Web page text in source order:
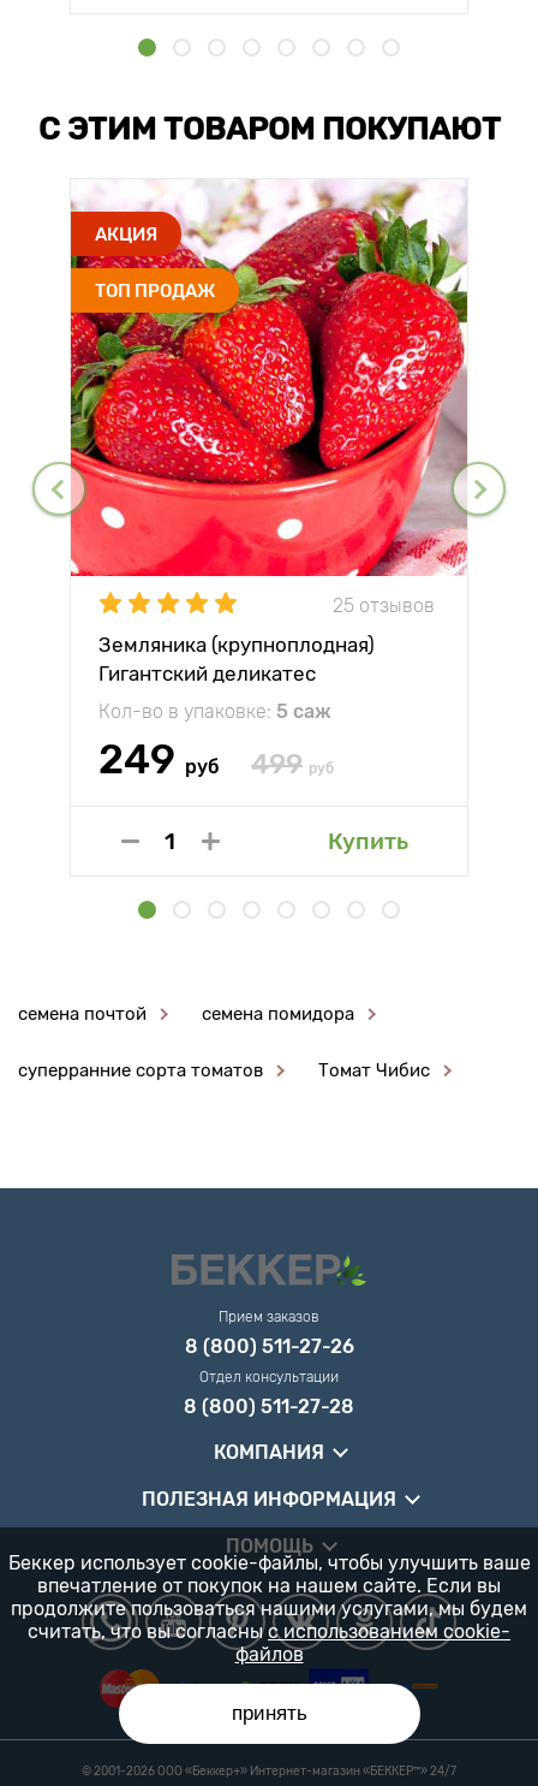
С ЭТИМ ТОВАРОМ ПОКУПАЮТ
АКЦИЯ
ТОП ПРОДАЖ
25 отзывов
Земляника (крупноплодная)
Гигантский деликатес
Кол-во в упаковке: 5 саж
249 руб 499 руб
Купить
семена почтой семена помидора
суперранние сорта томатов Томат Чибис
Прием заказов
8 (800) 511-27-26
Отдел консультации
8 (800) 511-27-28
КОМПАНИЯ
ПОЛЕЗНАЯ ИНФОРМАЦИЯ
ПОМОЩЬ
© 2001-2026 ООО «Беккер+» Интернет-магазин «БЕККЕР™️» 24/7
Беккер использует cookie-файлы, чтобы улучшить ваше
впечатление от покупок на нашем сайте. Если вы
продолжите пользоваться нашими услугами, мы будем
считать, что вы согласны с использованием cookie-
файлов
принять